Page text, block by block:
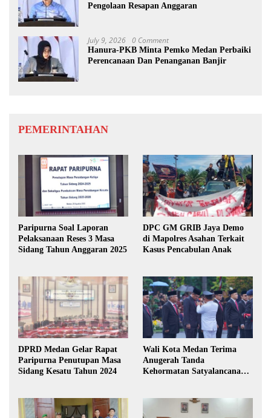
Pengolaan Resapan Anggaran
July 9, 2026 0 Comment
Hanura-PKB Minta Pemko Medan Perbaiki
Perencanaan Dan Penanganan Banjir
PEMERINTAHAN
Paripurna Soal Laporan
Pelaksanaan Reses 3 Masa
Sidang Tahun Anggaran 2025
DPC GM GRIB Jaya Demo
di Mapolres Asahan Terkait
Kasus Pencabulan Anak
DPRD Medan Gelar Rapat
Paripurna Penutupan Masa
Sidang Kesatu Tahun 2024
Wali Kota Medan Terima
Anugerah Tanda
Kehormatan Satyalancana